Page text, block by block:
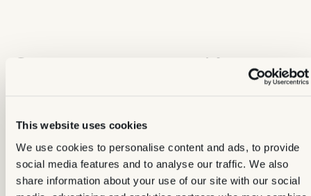
This website uses cookies
We use cookies to personalise content and ads, to provide
social media features and to analyse our traffic. We also
share information about your use of our site with our social
Souvent commandés